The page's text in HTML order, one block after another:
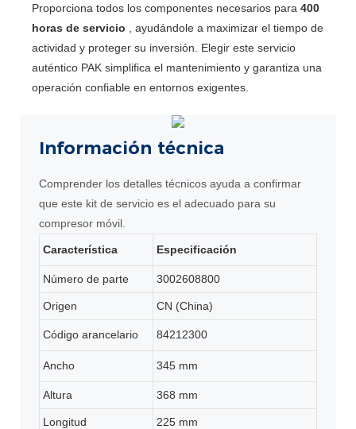
Proporciona todos los componentes necesarios para 400
horas de servicio
, ayudándole a maximizar el tiempo de
actividad y proteger su inversión. Elegir este servicio
auténtico PAK simplifica el mantenimiento y garantiza una
operación confiable en entornos exigentes.
Información técnica
Comprender los detalles técnicos ayuda a confirmar
que este kit de servicio es el adecuado para su
compresor móvil.
Característica Especificación
Número de parte 3002608800
Origen CN (China)
Código arancelario 84212300
Ancho 345 mm
Altura 368 mm
Longitud 225 mm